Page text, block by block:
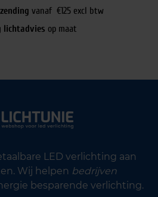
vanaf €125 excl btw
lichtadvies op maat
LED verlichting aan
Wij helpen bedrijven
besparende verlichting.